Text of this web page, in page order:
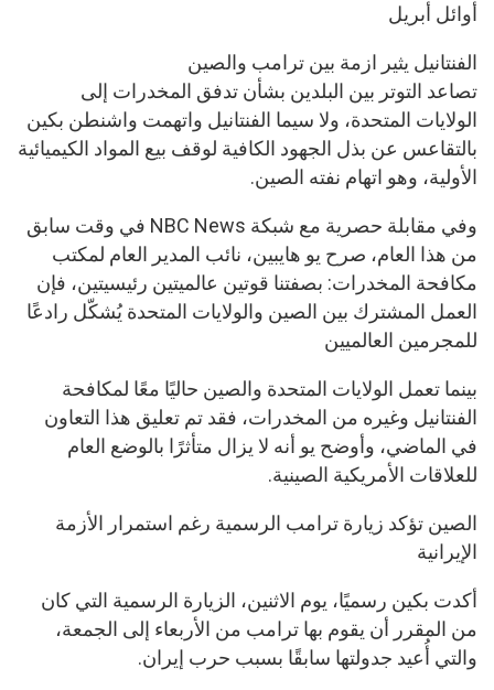
أوائل أبريل
الفنتانيل يثير ازمة بين ترامب والصين
تصاعد التوتر بين البلدين بشأن تدفق المخدرات إلى
الولايات المتحدة، ولا سيما الفنتانيل واتهمت واشنطن بكين
بالتقاعس عن بذل الجهود الكافية لوقف بيع المواد الكيميائية
الأولية، وهو اتهام نفته الصين.
وفي مقابلة حصرية مع شبكة NBC News في وقت سابق
من هذا العام، صرح يو هايبين، نائب المدير العام لمكتب
مكافحة المخدرات: بصفتنا قوتين عالميتين رئيسيتين، فإن
العمل المشترك بين الصين والولايات المتحدة يُشكّل رادعًا
للمجرمين العالميين
بينما تعمل الولايات المتحدة والصين حاليًا معًا لمكافحة
الفنتانيل وغيره من المخدرات، فقد تم تعليق هذا التعاون
في الماضي، وأوضح يو أنه لا يزال متأثرًا بالوضع العام
للعلاقات الأمريكية الصينية.
الصين تؤكد زيارة ترامب الرسمية رغم استمرار الأزمة
الإيرانية
أكدت بكين رسميًا، يوم الاثنين، الزيارة الرسمية التي كان
من المقرر أن يقوم بها ترامب من الأربعاء إلى الجمعة،
والتي أُعيد جدولتها سابقًا بسبب حرب إيران.